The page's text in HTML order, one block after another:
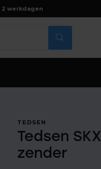
2 werkdagen
TEDSEN
Tedsen
zender